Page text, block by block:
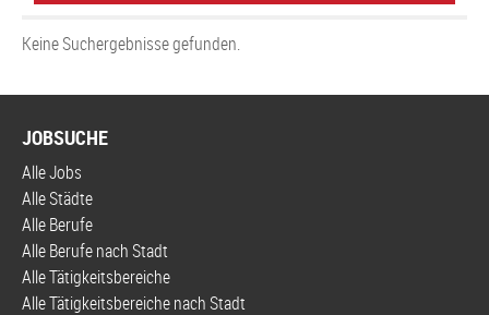
Keine Suchergebnisse gefunden.
JOBSUCHE
Alle Jobs
Alle Städte
Alle Berufe
Alle Berufe nach Stadt
Alle Tätigkeitsbereiche
Alle Tätigkeitsbereiche nach Stadt